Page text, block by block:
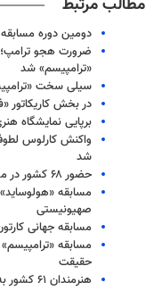
مطالب مرتبط
دومین دوره مسابقه
ضرورت هجو
«ترامپیسم» شد
سیلی سخت
در بخش کاریکاتور
برپایی نمایشگاه
واکنش کارلوس
شد
حضور ۶۸ کشور در مسابقه کارتون و کاریکاتور «ترامپیسم»
مسابقه
صهیونیستی
مسابقه جهانی
مسابقه
حقیقت
هنرمندان ۶۱ کشور به نقد جنگ ترکیبی برخاستند